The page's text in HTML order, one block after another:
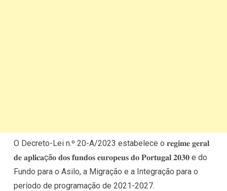
O Decreto-Lei n.º 20-A/2023 estabelece o 𝐫𝐞𝐠𝐢𝐦𝐞 𝐠𝐞𝐫𝐚𝐥
𝐝𝐞 𝐚𝐩𝐥𝐢𝐜𝐚çã𝐨 𝐝𝐨𝐬 𝐟𝐮𝐧𝐝𝐨𝐬 𝐞𝐮𝐫𝐨𝐩𝐞𝐮𝐬 𝐝𝐨 𝐏𝐨𝐫𝐭𝐮𝐠𝐚𝐥 𝟐𝟎𝟑𝟎 e do
Fundo para o Asilo, a Migração e a Integração para o
período de programação de 2021-2027.